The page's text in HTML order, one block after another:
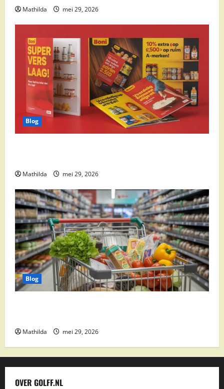
Mathilda mei 29, 2026
Blog
Mathilda mei 29, 2026
Blog
Mathilda mei 29, 2026
OVER GOLFF.NL